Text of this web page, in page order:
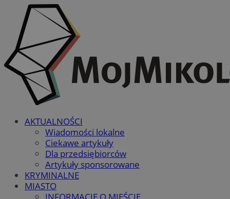
AKTUALNOŚCI
Wiadomości lokalne
Ciekawe artykuły
Dla przedsiębiorców
Artykuły sponsorowane
KRYMINALNE
MIASTO